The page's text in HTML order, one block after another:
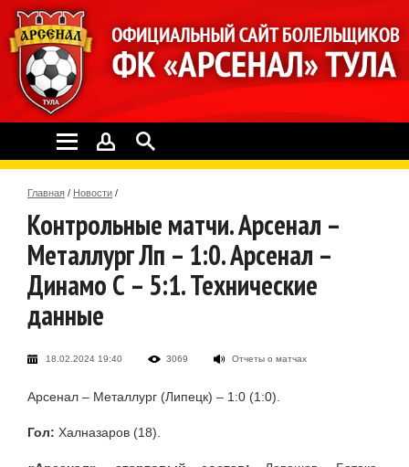
Главная / Новости /
Контрольные матчи. Арсенал –
Металлург Лп – 1:0. Арсенал –
Динамо С – 5:1. Технические
данные
18.02.2024 19:40 3069 Отчеты о матчах
Арсенал – Металлург (Липецк) – 1:0 (1:0).
Гол: Халназаров (18).